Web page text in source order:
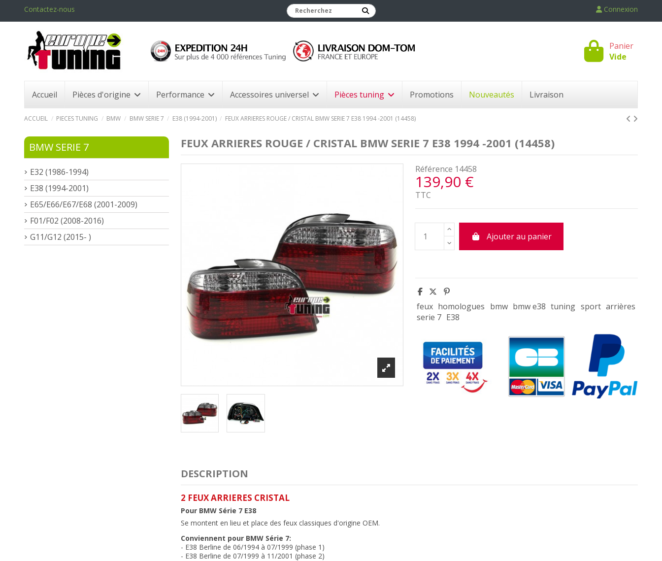
Contactez-nous Connexion
Panier
Vide
Accueil Pièces d'origine Performance Accessoires universel Pièces tuning Promotions Nouveautés Livraison
ACCUEIL PIECES TUNING BMW BMW SERIE 7 E38 (1994-2001) FEUX ARRIERES ROUGE / CRISTAL BMW SERIE 7 E38 1994 -2001 (14458)
FEUX ARRIERES ROUGE / CRISTAL BMW SERIE 7 E38 1994 -2001 (14458)
Référence 14458
139,90 €
TTC
Ajouter au panier
feux homologues bmw bmw e38 tuning sport arrières
serie 7 E38
DESCRIPTION
2 FEUX ARRIERES CRISTAL
Pour BMW Série 7 E38
Se montent en lieu et place des feux classiques d'origine OEM.
Conviennent pour BMW Série 7:
- E38 Berline de 06/1994 à 07/1999 (phase 1)
- E38 Berline de 07/1999 à 11/2001 (phase 2)
BMW SERIE 7
E32 (1986-1994)
E38 (1994-2001)
E65/E66/E67/E68 (2001-2009)
F01/F02 (2008-2016)
G11/G12 (2015- )